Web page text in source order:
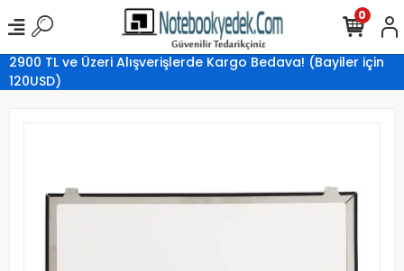
2900 TL ve Üzeri Alışverişlerde Kargo Bedava! (Bayiler için
120USD)
0